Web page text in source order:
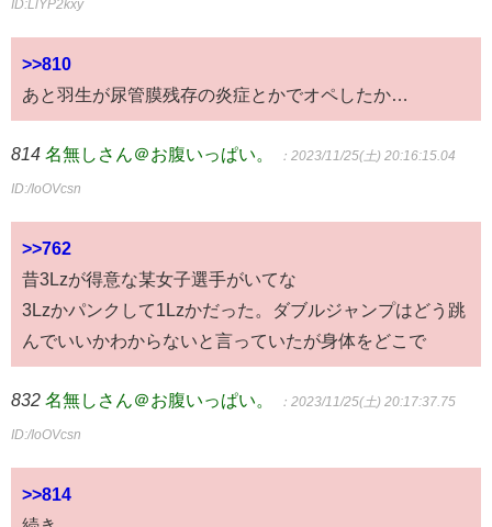
ID:LlYP2kxy
>>810
あと羽生が尿管膜残存の炎症とかでオペしたか…
814 名無しさん＠お腹いっぱい。 ：2023/11/25(土) 20:16:15.04
ID:/IoOVcsn
>>762
昔3Lzが得意な某女子選手がいてな
3Lzかパンクして1Lzかだった。ダブルジャンプはどう跳
んでいいかわからないと言っていたが身体をどこで
832 名無しさん＠お腹いっぱい。 ：2023/11/25(土) 20:17:37.75
ID:/IoOVcsn
>>814